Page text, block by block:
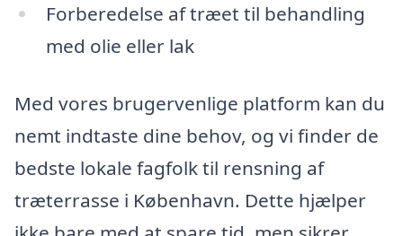
Forberedelse af træet til behandling
med olie eller lak
Med vores brugervenlige platform kan du
nemt indtaste dine behov, og vi finder de
bedste lokale fagfolk til rensning af
træterrasse i København. Dette hjælper